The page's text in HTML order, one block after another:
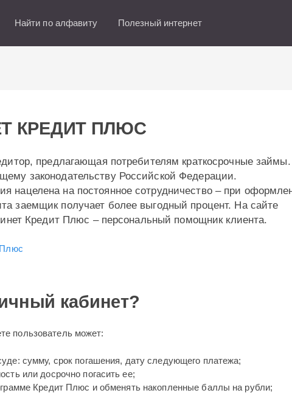
Найти по алфавиту Полезный интернет
КРЕДИТ ПЛЮС
предлагающая потребителям краткосрочные займы.
законодательству Российской Федерации.
нацелена на постоянное сотрудничество – при
заемщик получает более выгодный процент. На сайте
Кредит Плюс – персональный помощник клиента.
кабинет?
пользователь может:
сумму, срок погашения, дату следующего платежа;
или досрочно погасить ее;
Кредит Плюс и обменять накопленные баллы на рубли;